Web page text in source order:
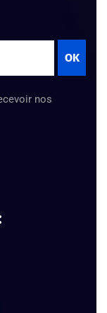
OK
nos